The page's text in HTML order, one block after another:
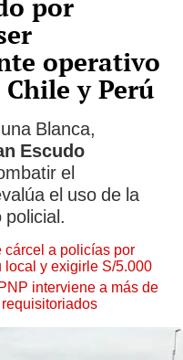
por
operativo
y Perú
Blanca,
Escudo
el
el uso de la
cárcel a policías por
local y exigirle S/5.000
interviene a más de